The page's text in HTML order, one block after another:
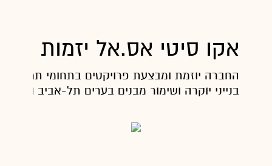
אקו סיטי אס.אל יזמות
בנייני יוקרה ושימור מבנים בערים תל-אביב